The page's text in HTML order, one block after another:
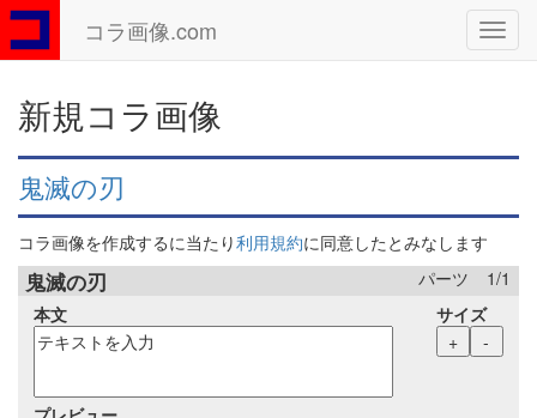
コラ画像.com
新規コラ画像
鬼滅の刃
コラ画像を作成するに当たり利用規約に同意したとみなします
鬼滅の刃 パーツ 1/1
本文
サイズ
+
-